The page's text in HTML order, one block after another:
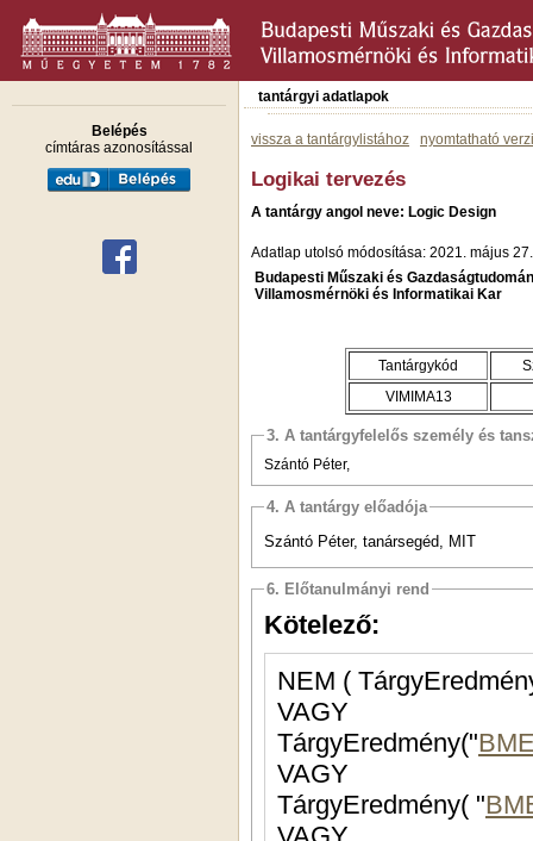
Belépés
címtáras azonosítással
tantárgyi adatlapok
vissza a tantárgylistához nyomtatható
Logikai tervezés
A tantárgy angol neve: Logic Design
Adatlap utolsó módosítása: 2021. május 27.
Budapesti Műszaki és
Villamosmérnöki és Informatikai Kar
Tantárgykód
VIMIMA13
3. A tantárgyfelelős személy és
Szántó Péter,
4. A tantárgy előadója
Szántó Péter, tanársegéd, MIT
6. Előtanulmányi rend
Kötelező:
NEM (
VAGY
TárgyEredmény("
VAGY
TárgyEredmény( "